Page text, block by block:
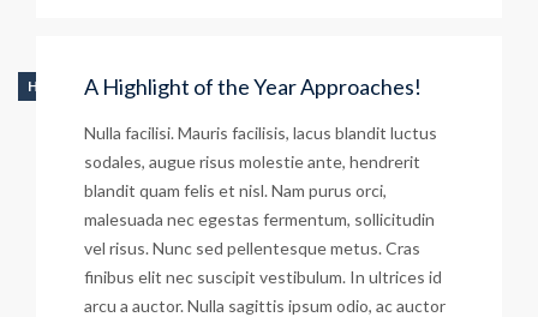
HIGHLIGHTSA Highlight of the Year Approaches!
Nulla facilisi. Mauris facilisis, lacus blandit luctus
sodales, augue risus molestie ante, hendrerit
blandit quam felis et nisl. Nam purus orci,
malesuada nec egestas fermentum, sollicitudin
vel risus. Nunc sed pellentesque metus. Cras
finibus elit nec suscipit vestibulum. In ultrices id
arcu a auctor. Nulla sagittis ipsum odio, ac auctor